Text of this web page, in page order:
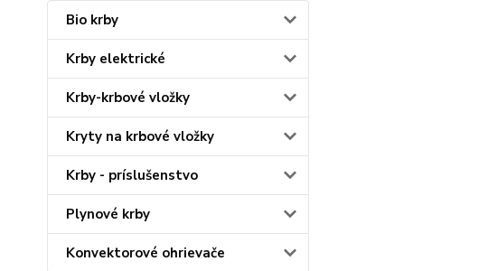
Bio krby
Krby elektrické
Krby-krbové vložky
Kryty na krbové vložky
Krby - príslušenstvo
Plynové krby
Konvektorové ohrievače